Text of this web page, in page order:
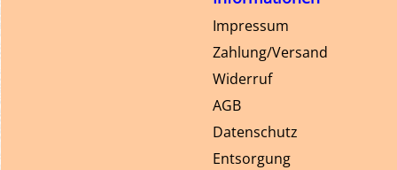
Impressum
Zahlung/Versand
Widerruf
AGB
Datenschutz
Entsorgung